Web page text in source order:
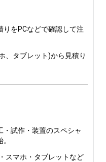
をPCなどで確認して注
、タブレット)から見積り
試作・装置のスペシャ
スマホ・タブレットなど